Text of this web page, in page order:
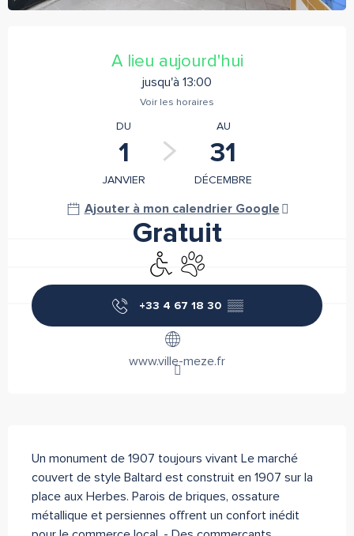
Ouverture et coordonnées
A lieu aujourd'hui
jusqu'à 13:00
Voir les horaires
DU
1
JANVIER
AU
31
DÉCEMBRE
Ajouter à mon calendrier Google
Gratuit
Accès handicapés
Animaux acceptés
+33 4 67 18 30 ▒▒
www.ville-meze.fr
Description
Un monument de 1907 toujours vivant Le marché
couvert de style Baltard est construit en 1907 sur la
place aux Herbes. Parois de briques, ossature
métallique et persiennes offrent un confort inédit